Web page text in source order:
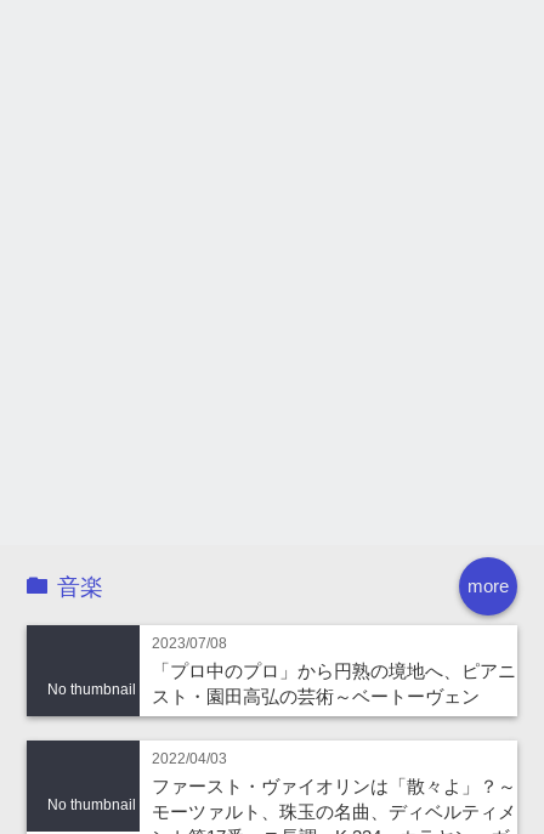
more
音楽
No thumbnail
2023/07/08
「プロ中のプロ」から円熟の境地へ、ピアニ
スト・園田高弘の芸術～ベートーヴェン
No thumbnail
2022/04/03
ファースト・ヴァイオリンは「散々よ」？～
モーツァルト、珠玉の名曲、ディベルティメ